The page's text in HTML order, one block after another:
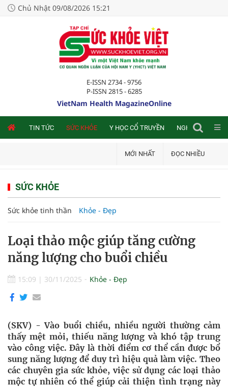
Chủ Nhật 09/08/2026 15:21
E-ISSN 2734 - 9756
P-ISSN 2815 - 6285
VietNam Health MagazineOnline
TIN TỨC SỨC KHỎE Y HỌC CỔ TRUYỀN NGHIÊN CỨU
MỚI NHẤT ĐỌC NHIỀU
SỨC KHỎE
Sức khỏe tinh thần Khỏe - Đẹp
Loại thảo mộc giúp tăng cường
năng lượng cho buổi chiều
15:09 | 30/11/2025 Khỏe - Đẹp
(SKV) - Vào buổi chiều, nhiều người thường cảm
thấy mệt mỏi, thiếu năng lượng và khó tập trung
vào công việc. Đây là thời điểm cơ thể cần được bổ
sung năng lượng để duy trì hiệu quả làm việc. Theo
các chuyên gia sức khỏe, việc sử dụng các loại thảo
mộc tự nhiên có thể giúp cải thiện tình trạng này